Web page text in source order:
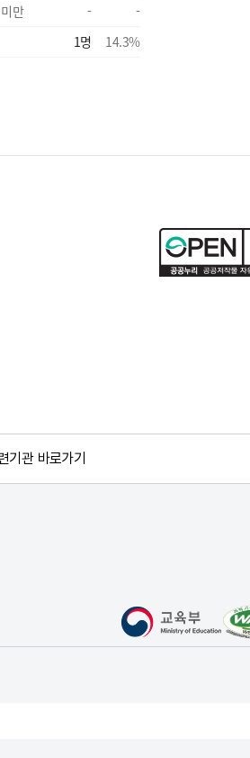
만
-
-
1명 14.3%
기관 바로가기